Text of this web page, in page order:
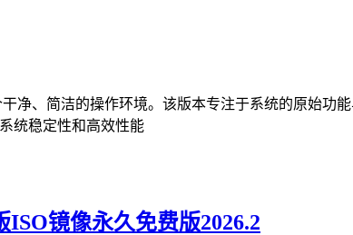
净、简洁的操作环境。该版本专注于系统的原始
统稳定性和高效性能
镜像永久免费版2026.2